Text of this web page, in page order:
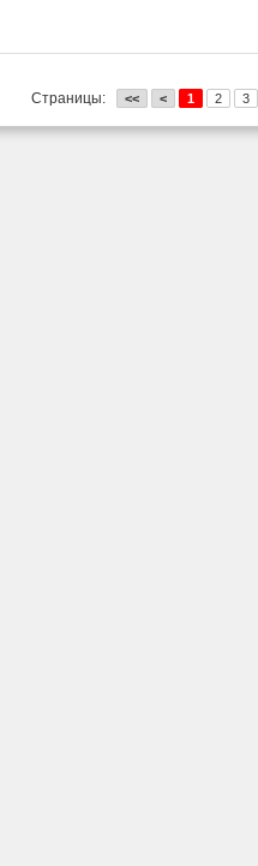
Страницы: << < 1 2 3